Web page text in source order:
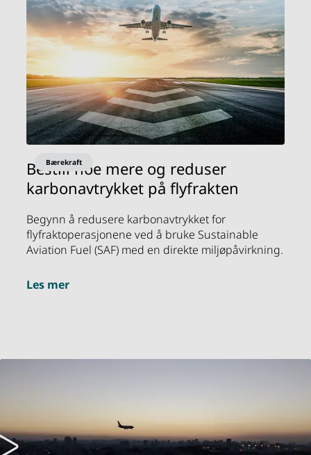
Bestill noe mere og reduser
karbonavtrykket på flyfrakten
Begynn å redusere karbonavtrykket for
flyfraktoperasjonene ved å bruke Sustainable
Aviation Fuel (SAF) med en direkte miljøpåvirkning.
Les mer
Bærekraft